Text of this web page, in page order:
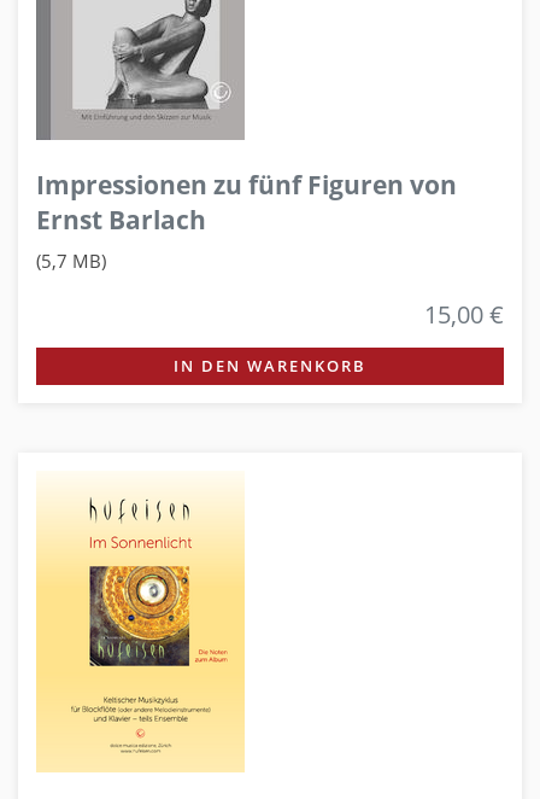
Impressionen zu fünf Figuren von
Ernst Barlach
(5,7 MB)
15,00 €
IN DEN WARENKORB